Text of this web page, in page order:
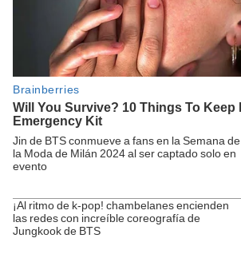
Jin de BTS conmueve a fans en la Semana de
la Moda de Milán 2024 al ser captado solo en
evento
¡Al ritmo de k-pop! chambelanes encienden
las redes con increíble coreografía de
Jungkook de BTS